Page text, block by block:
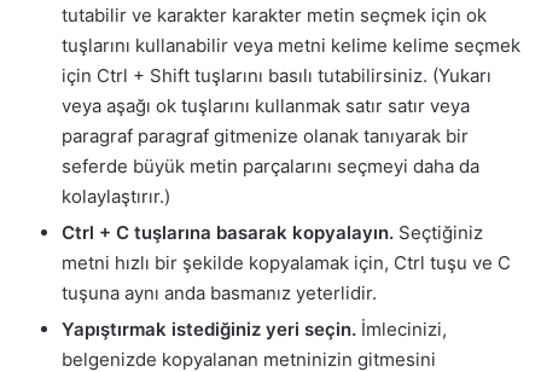
tutabilir ve karakter karakter metin seçmek için ok
tuşlarını kullanabilir veya metni kelime kelime seçmek
için Ctrl + Shift tuşlarını basılı tutabilirsiniz. (Yukarı
veya aşağı ok tuşlarını kullanmak satır satır veya
paragraf paragraf gitmenize olanak tanıyarak bir
seferde büyük metin parçalarını seçmeyi daha da
kolaylaştırır.)
Ctrl + C tuşlarına basarak kopyalayın. Seçtiğiniz
metni hızlı bir şekilde kopyalamak için, Ctrl tuşu ve C
tuşuna aynı anda basmanız yeterlidir.
Yapıştırmak istediğiniz yeri seçin. İmlecinizi,
belgenizde kopyalanan metninizin gitmesini